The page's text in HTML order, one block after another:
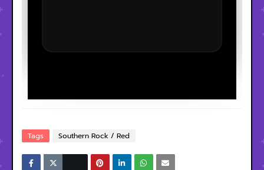
Tags Southern Rock / Red